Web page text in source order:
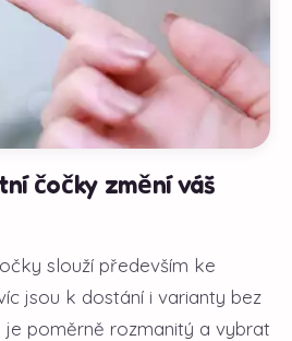
čočky změní váš
slouží především ke
jsou k dostání i varianty bez
je poměrně rozmanitý a vybrat